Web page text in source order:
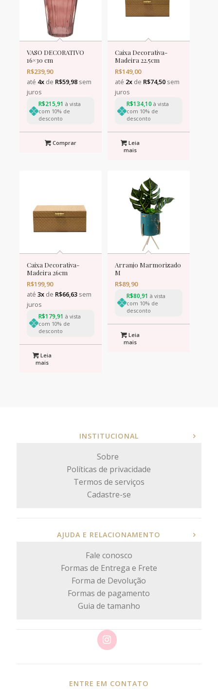
VASO DECORATIVO
16×30 cm
R$239,90
até 4xde R$59,98sem
juros
R$215,91 à vista
com 10% de
desconto
Comprar
Caixa Decorativa-
Madeira 22.5cm
R$149,00
até 2xde R$74,50sem
juros
R$134,10 à vista
com 10% de
desconto
Leia
mais
Caixa Decorativa-
Madeira 26cm
R$199,90
até 3xde R$66,63sem
juros
R$179,91 à vista
com 10% de
desconto
Leia
mais
Arranjo Marmorizado
M
R$89,90
R$80,91 à vista
com 10% de
desconto
Leia
mais
INSTITUCIONAL
Sobre
Políticas de privacidade
Termos de serviços
Cadastre-se
AJUDA E RELACIONAMENTO
Fale conosco
Formas de Entrega e Frete
Forma de Devolução
Formas de pagamento
Guia de tamanho
ENTRE EM CONTATO